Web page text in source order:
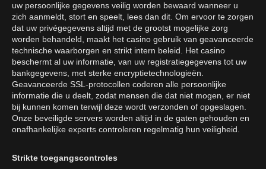
uw persoonlijke gegevens veilig worden bewaard wanneer u
zich aanmeldt, stort en speelt, lees dan dit. Om ervoor te zorgen
dat uw privégegevens altijd met de grootst mogelijke zorg
worden behandeld, maakt het casino gebruik van geavanceerde
technische waarborgen en strikt intern beleid. Het casino
beschermt al uw informatie, van uw registratiegegevens tot uw
bankgegevens, met sterke encryptietechnologieën.
Geavanceerde SSL-protocollen coderen alle persoonlijke
informatie die u deelt, zodat mensen die dat niet mogen, er niet
bij kunnen komen terwijl deze wordt verzonden of opgeslagen.
Onze beveiligde servers worden altijd in de gaten gehouden en
onafhankelijke experts controleren regelmatig hun veiligheid.
Strikte toegangscontroles